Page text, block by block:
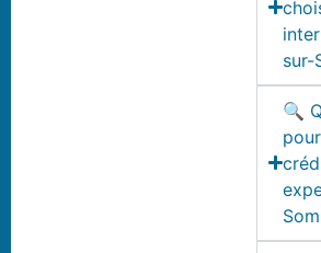
sur-
🔍